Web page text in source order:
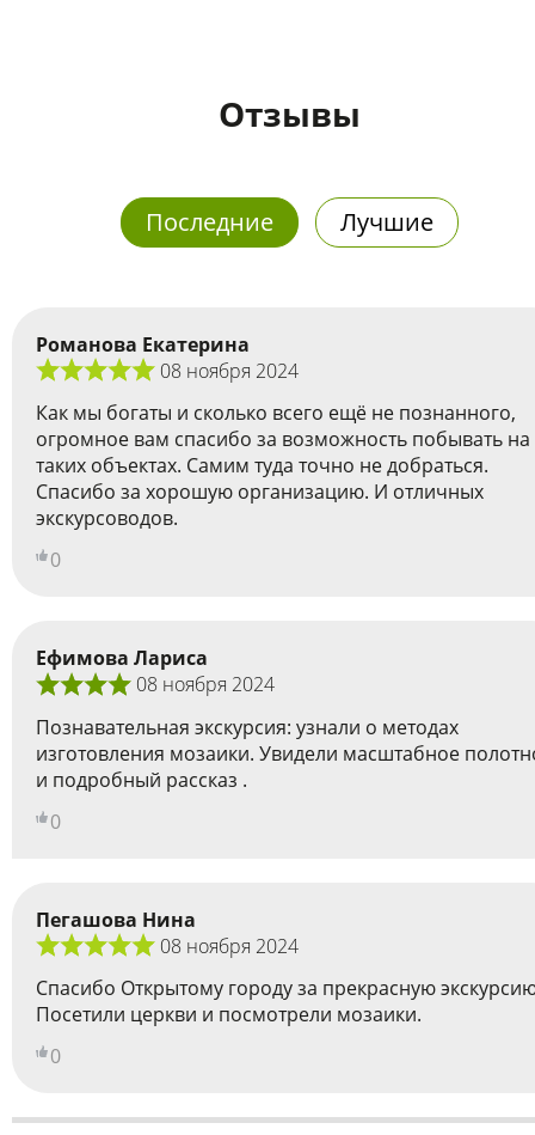
Отзывы
Последние Лучшие
Романова Екатерина
08 ноября 2024
Как мы богаты и сколько всего ещё не познанного,
огромное вам спасибо за возможность побывать на
таких объектах. Самим туда точно не добраться.
Спасибо за хорошую организацию. И отличных
экскурсоводов.
0
Ефимова Лариса
08 ноября 2024
Познавательная экскурсия: узнали о методах
изготовления мозаики. Увидели масштабное
и подробный рассказ .
0
Пегашова Нина
08 ноября 2024
Спасибо Открытому городу за прекрасную
Посетили церкви и посмотрели мозаики.
0